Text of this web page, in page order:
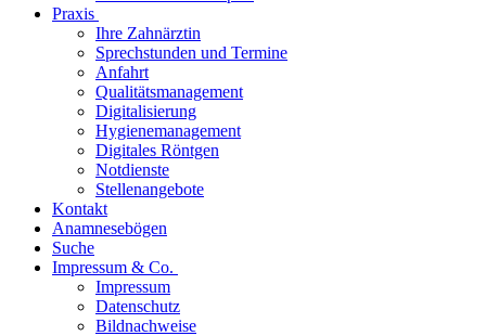
Praxis
Ihre Zahnärztin
Sprechstunden und Termine
Anfahrt
Qualitätsmanagement
Digitalisierung
Hygienemanagement
Digitales Röntgen
Notdienste
Stellenangebote
Kontakt
Anamnesebögen
Suche
Impressum & Co.
Impressum
Datenschutz
Bildnachweise